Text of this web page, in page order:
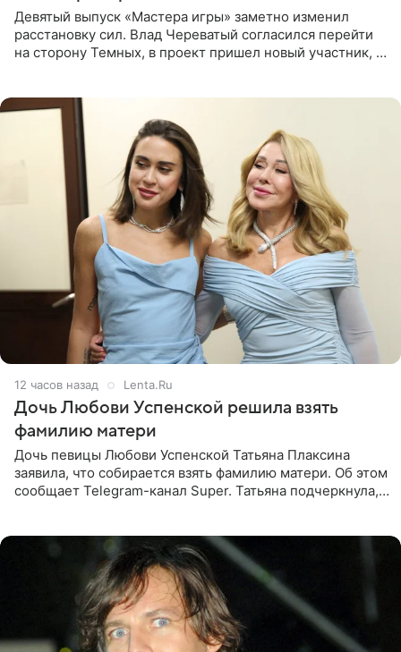
Девятый выпуск «Мастера игры» заметно изменил
расстановку сил. Влад Череватый согласился перейти
на сторону Темных, в проект пришел новый участник, а
12 часов назад Lenta.Ru
Дочь Любови Успенской решила взять
фамилию матери
Дочь певицы Любови Успенской Татьяна Плаксина
заявила, что собирается взять фамилию матери. Об этом
сообщает Telegram-канал Super. Татьяна подчеркнула,